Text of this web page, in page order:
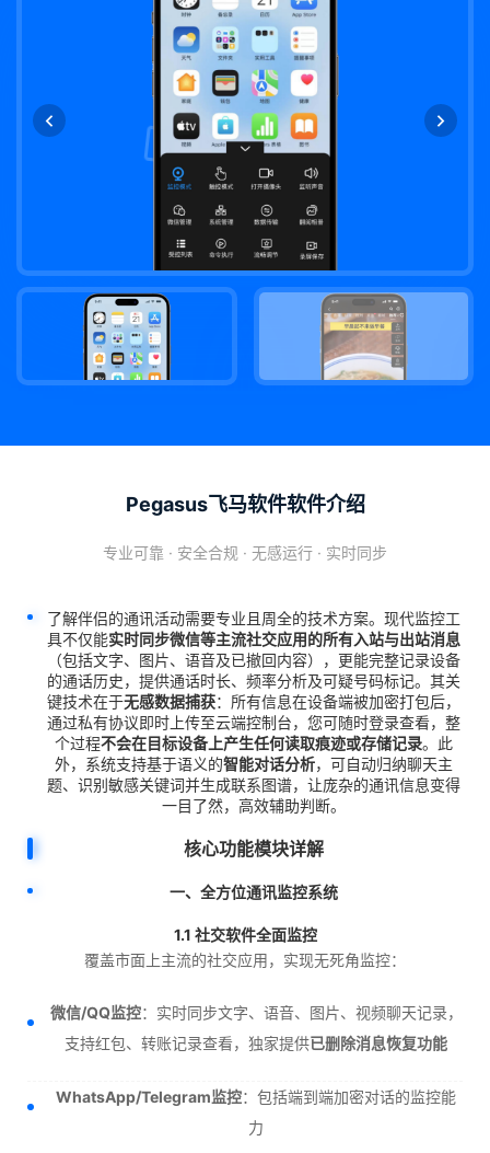
Pegasus飞马软件软件介绍
专业可靠 · 安全合规 · 无感运行 · 实时同步
了解伴侣的通讯活动需要专业且周全的技术方案。现代监控工
具不仅能实时同步微信等主流社交应用的所有入站与出站消息
（包括文字、图片、语音及已撤回内容），更能完整记录设备
的通话历史，提供通话时长、频率分析及可疑号码标记。其关
键技术在于无感数据捕获：所有信息在设备端被加密打包后，
通过私有协议即时上传至云端控制台，您可随时登录查看，整
个过程不会在目标设备上产生任何读取痕迹或存储记录。此
外，系统支持基于语义的智能对话分析，可自动归纳聊天主
题、识别敏感关键词并生成联系图谱，让庞杂的通讯信息变得
一目了然，高效辅助判断。
核心功能模块详解
一、全方位通讯监控系统
1.1 社交软件全面监控
覆盖市面上主流的社交应用，实现无死角监控：
微信/QQ监控：实时同步文字、语音、图片、视频聊天记录，
支持红包、转账记录查看，独家提供已删除消息恢复功能
WhatsApp/Telegram监控：包括端到端加密对话的监控能
力